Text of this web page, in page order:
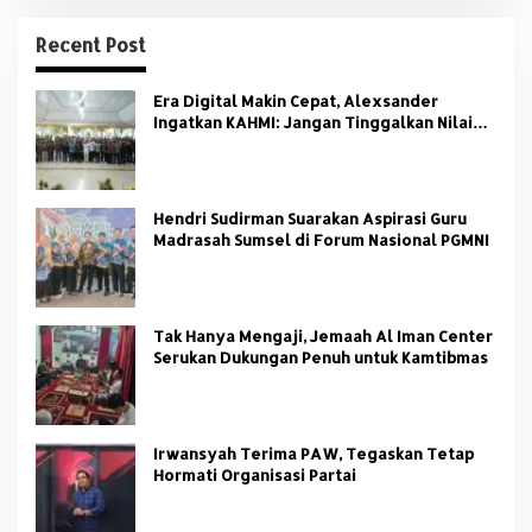
Recent Post
Era Digital Makin Cepat, Alexsander
Ingatkan KAHMI: Jangan Tinggalkan Nilai
Hendri Sudirman Suarakan Aspirasi Guru
Madrasah Sumsel di Forum Nasional PGMNI
Tak Hanya Mengaji, Jemaah Al Iman Center
Serukan Dukungan Penuh untuk Kamtibmas
Irwansyah Terima PAW, Tegaskan Tetap
Hormati Organisasi Partai